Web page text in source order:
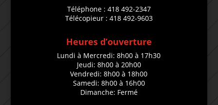
Téléphone : 418 492-2347
Télécopieur : 418 492-9603
Heures d’ouverture
Lundi à Mercredi: 8h00 à 17h30
Jeudi: 8h00 à 20h00
Vendredi: 8h00 à 18h00
Samedi: 8h00 à 16h00
Dimanche: Fermé